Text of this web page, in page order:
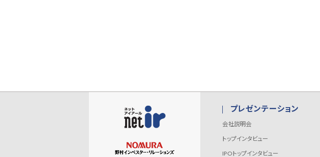
プレゼンテーション
会社説明会
トップインタビュー
IPOトップインタビュー